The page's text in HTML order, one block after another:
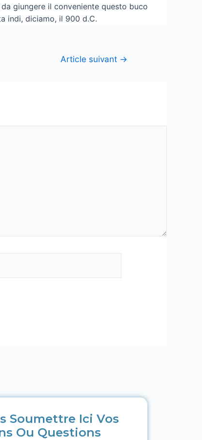
giungere il conveniente questo buco
indi, diciamo, il 900 d.C.
Article suivant →
Soumettre Ici Vos
Ou Questions